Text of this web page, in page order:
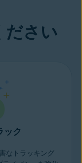
ださい
ック
なトラッキング